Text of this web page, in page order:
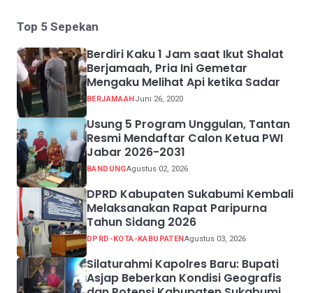
Top 5 Sepekan
Berdiri Kaku 1 Jam saat Ikut Shalat
Berjamaah, Pria Ini Gemetar
Mengaku Melihat Api ketika Sadar
BERJAMAAHJuni 26, 2020
Usung 5 Program Unggulan, Tantan
Resmi Mendaftar Calon Ketua PWI
Jabar 2026-2031
BANDUNGAgustus 02, 2026
DPRD Kabupaten Sukabumi Kembali
Melaksanakan Rapat Paripurna
Tahun Sidang 2026
DPRD-KOTA-KABUPATENAgustus 03, 2026
Silaturahmi Kapolres Baru: Bupati
Asjap Beberkan Kondisi Geografis